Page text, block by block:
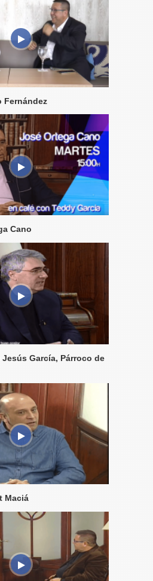
Fernández
Cano
García, Párroco de
Maciá